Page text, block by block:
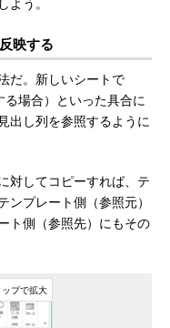
よう。
映する
だ。新しいシートで
る場合）といった具合に
出し列を参照するように
対してコピーすれば、テ
ンプレート側（参照元）
ト側（参照先）にもその